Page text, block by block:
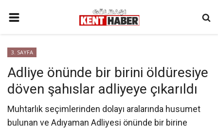
İLETIŞIM
3. SAYFA
GÜNDEM
YAŞAM
3. SAYFA
Adliye önünde bir birini öldüresiye
döven şahıslar adliyeye çıkarıldı
Muhtarlık seçimlerinden dolayı aralarında husumet
bulunan ve Adıyaman Adliyesi önünde bir birine